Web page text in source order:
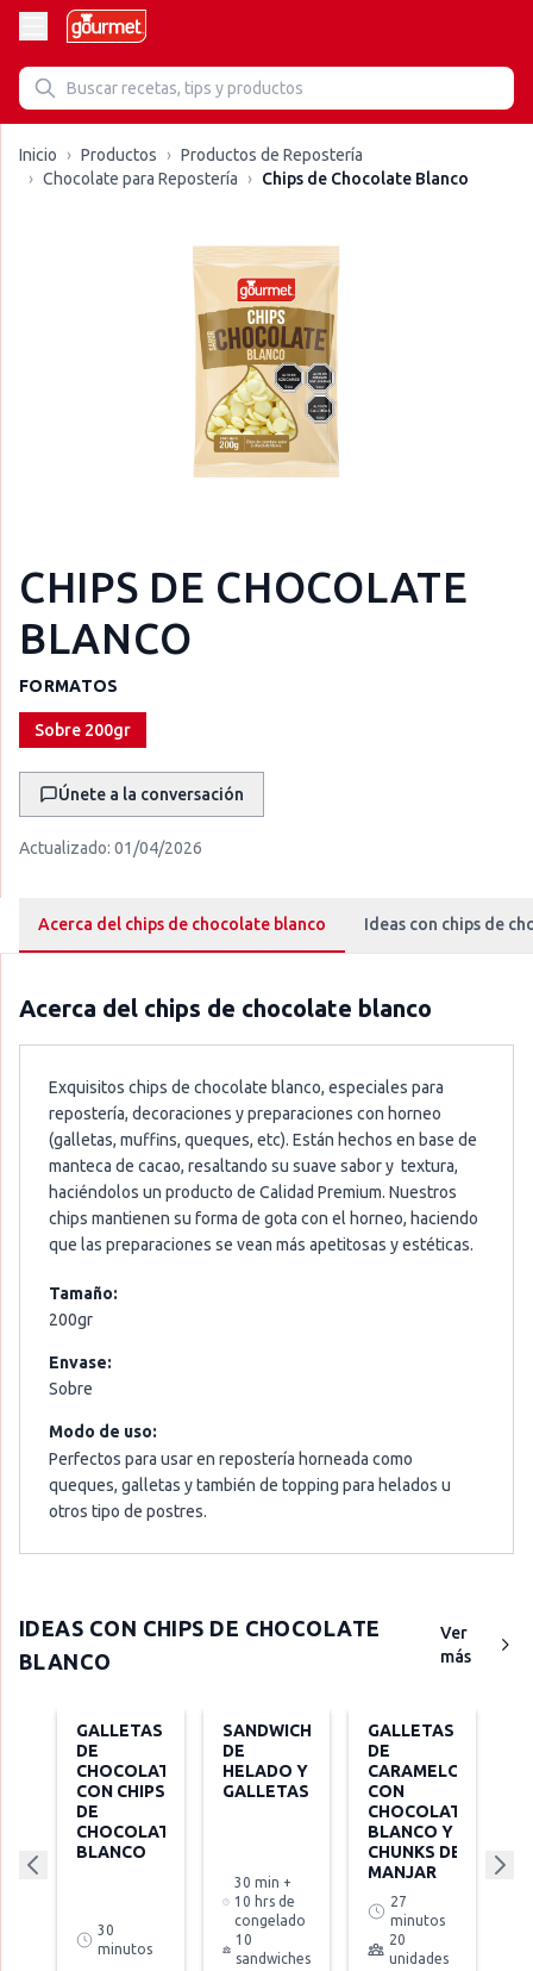
Inicio › Productos › Productos de Repostería
› Chocolate para Repostería › Chips de Chocolate Blanco
CHIPS DE CHOCOLATE
BLANCO
FORMATOS
Sobre 200gr
Únete a la conversación
Actualizado: 01/04/2026
Acerca del chips de chocolate blanco Ideas con chips de
Acerca del chips de chocolate blanco
Exquisitos chips de chocolate blanco, especiales para
repostería, decoraciones y preparaciones con horneo
(galletas, muffins, queques, etc). Están hechos en base de
manteca de cacao, resaltando su suave sabor y textura,
haciéndolos un producto de Calidad Premium. Nuestros
chips mantienen su forma de gota con el horneo, haciendo
que las preparaciones se vean más apetitosas y estéticas.
Tamaño:
200gr
Envase:
Sobre
Modo de uso:
Perfectos para usar en repostería horneada como
queques, galletas y también de topping para helados u
otros tipo de postres.
IDEAS CON CHIPS DE CHOCOLATE
BLANCO
Ver
más
GALLETAS
DE
CHOCOLATE
CON CHIPS
DE
CHOCOLATE
BLANCO
30
minutos
SANDWICH
DE
HELADO Y
GALLETAS
30 min +
10 hrs de
congelado
10
sandwiches
GALLETAS
DE
CARAMELO
CON
CHOCOLATE
BLANCO Y
CHUNKS DE
MANJAR
27
minutos
20
unidades